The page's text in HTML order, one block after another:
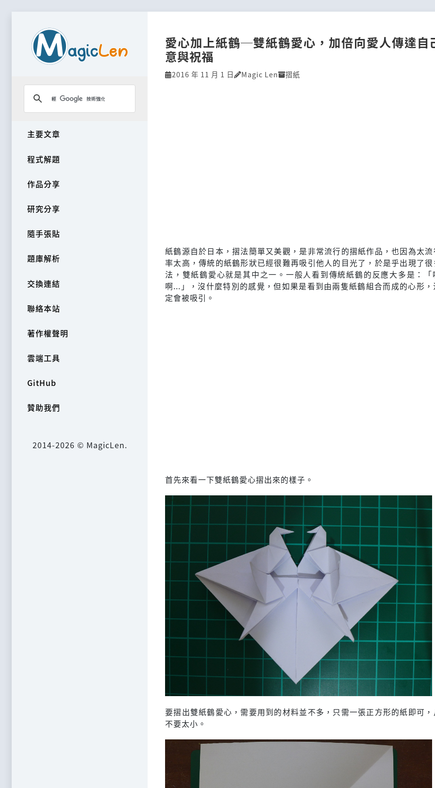
主要文章
程式解題
作品分享
研究分享
隨手張貼
題庫解析
交換連結
聯絡本站
著作權聲明
雲端工具
GitHub
贊助我們
2014-2026 © MagicLen.
愛心加上紙鶴─雙紙鶴愛心，加倍向愛人傳達自
意與祝福
2016 年 11 月 1 日 Magic Len 摺紙
紙鶴源自於日本，摺法簡單又美觀，是非常流行的摺紙作品，也因為太
率太高，傳統的紙鶴形狀已經很難再吸引他人的目光了，於是乎出現了
法，雙紙鶴愛心就是其中之一。一般人看到傳統紙鶴的反應大多是：
啊...」，沒什麼特別的感覺，但如果是看到由兩隻紙鶴組合而成的心形
定會被吸引。
首先來看一下雙紙鶴愛心摺出來的樣子。
要摺出雙紙鶴愛心，需要用到的材料並不多，只需一張正方形的紙即可
不要太小。